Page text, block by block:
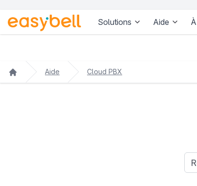
Aller au contenu principal
Solutions Aide
Aide Cloud PBX